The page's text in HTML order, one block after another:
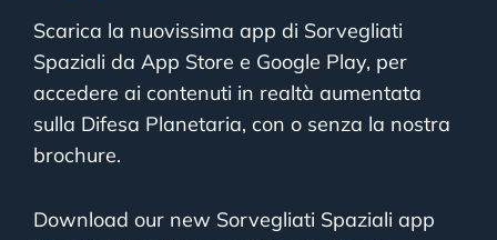
Scarica la nuovissima app di Sorvegliati
Spaziali da App Store e Google Play, per
accedere ai contenuti in realtà aumentata
sulla Difesa Planetaria, con o senza la nostra
brochure.
Download our new Sorvegliati Spaziali app